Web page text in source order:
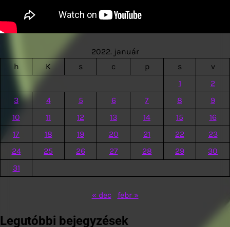
2022. január
h
K s c p s
v
1
2
3
4 5 6 7 8
9
10
11 12 13 14 15
16
17
18 19 20 21 22
23
24
25 26 27 28 29
30
31
« dec febr »
Legutóbbi bejegyzések